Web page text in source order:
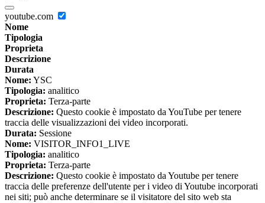
youtube.com
Nome
Tipologia
Proprieta
Descrizione
Durata
Nome: YSC
Tipologia: analitico
Proprieta: Terza-parte
Descrizione: Questo cookie è impostato da YouTube per tenere
traccia delle visualizzazioni dei video incorporati.
Durata: Sessione
Nome: VISITOR_INFO1_LIVE
Tipologia: analitico
Proprieta: Terza-parte
Descrizione: Questo cookie è impostato da Youtube per tenere
traccia delle preferenze dell'utente per i video di Youtube incorporati
nei siti; può anche determinare se il visitatore del sito web sta